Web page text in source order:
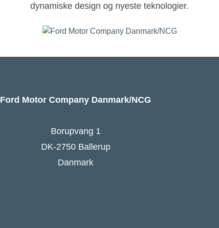
dynamiske design og nyeste teknologier.
Ford Motor Company Danmark/NCG
Borupvang 1
DK-2750 Ballerup
Danmark